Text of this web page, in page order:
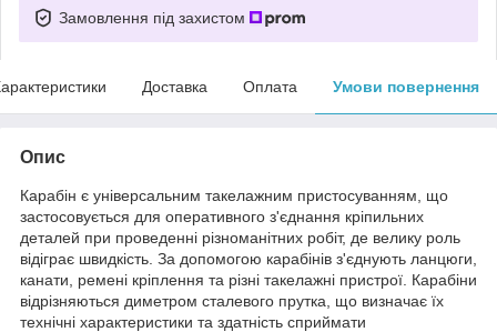
Замовлення під захистом
Доставка Оплата Умови повернення
Опис
Карабін є універсальним такелажним пристосуванням, що
застосовується для оперативного з'єднання кріпильних
деталей при проведенні різноманітних робіт, де велику роль
відіграє швидкість. За допомогою карабінів з'єднують ланцюги,
канати, ремені кріплення та різні такелажні пристрої. Карабіни
відрізняються диметром сталевого прутка, що визначає їх
технічні характеристики та здатність сприймати